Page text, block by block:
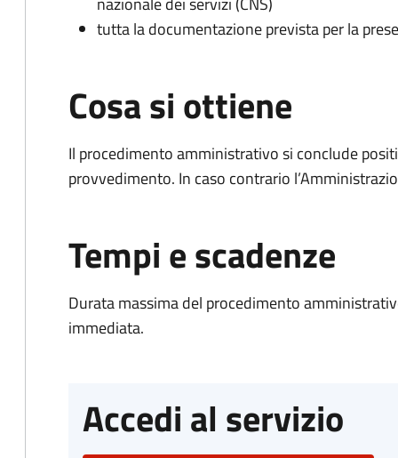
tutta la documentazione prevista per la
Cosa si ottiene
Il procedimento amministrativo si conclude
provvedimento. In caso contrario
Tempi e scadenze
Durata massima del procedimento
immediata.
Accedi al servizio